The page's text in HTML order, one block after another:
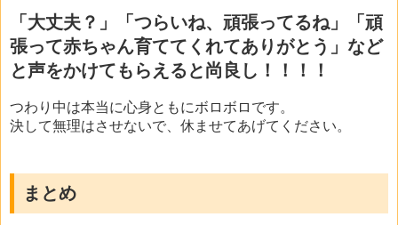
「大丈夫？」「つらいね、頑張ってるね」「頑
張って赤ちゃん育ててくれてありがとう」など
と声をかけてもらえると尚良し！！！！
つわり中は本当に心身ともにボロボロです。
決して無理はさせないで、休ませてあげてください。
まとめ